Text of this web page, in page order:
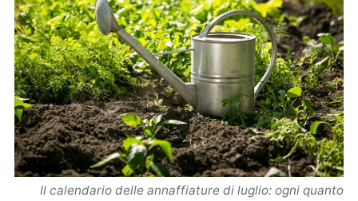
Il calendario delle annaffiature di luglio: ogni quanto